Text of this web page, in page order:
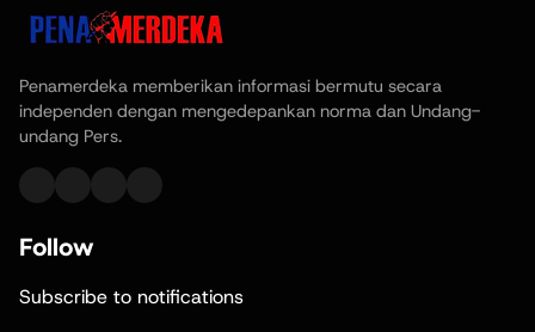
Penamerdeka memberikan informasi bermutu secara
independen dengan mengedepankan norma dan Undang-
undang Pers.
Follow
Subscribe to notifications